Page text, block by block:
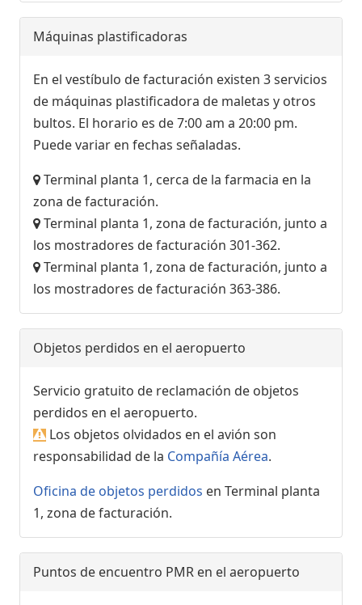
Máquinas plastificadoras
En el vestíbulo de facturación existen 3 servicios
de máquinas plastificadora de maletas y otros
bultos. El horario es de 7:00 am a 20:00 pm.
Puede variar en fechas señaladas.
Terminal planta 1, cerca de la farmacia en la
zona de facturación.
Terminal planta 1, zona de facturación, junto a
los mostradores de facturación 301-362.
Terminal planta 1, zona de facturación, junto a
los mostradores de facturación 363-386.
Objetos perdidos en el aeropuerto
Servicio gratuito de reclamación de objetos
perdidos en el aeropuerto.
Los objetos olvidados en el avión son
responsabilidad de la Compañía Aérea.
Oficina de objetos perdidos en Terminal planta
1, zona de facturación.
Puntos de encuentro PMR en el aeropuerto